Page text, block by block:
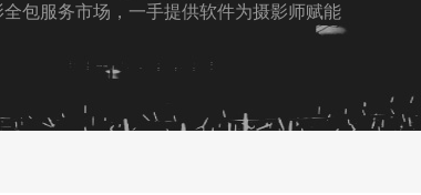
包服务市场，一手提供软件为摄影师赋能